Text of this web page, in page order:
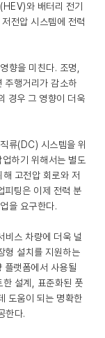
와 배터리 전기
전압 시스템에 전력
향을 미친다. 조명,
주행거리가 감소하
경우 그 영향이 더욱
류(DC) 시스템을 위
하기 위해서는 별도
고전압 회로와 저
피팅은 이제 전력 분
을 요구한다.
스 차량에 더욱 널
형 설치를 지원하는
랫폼에서 사용될
설계, 표준화된 풋
도움이 되는 명확한
한다.